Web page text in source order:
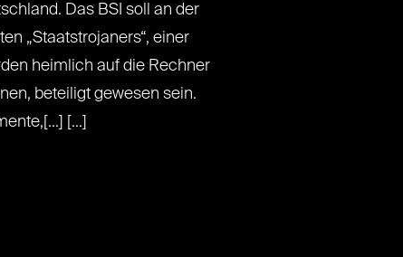
Das BSI soll an der
„Staatstrojaners“, einer
heimlich auf die Rechner
beteiligt gewesen sein.
[...]